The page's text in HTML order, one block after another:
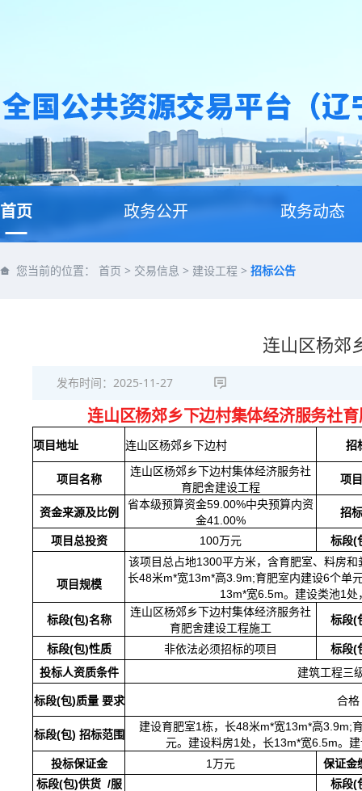
首页 政务公开 政务动态
您当前的位置： 首页 > 交易信息 > 建设工程 > 招标公告
连山区杨郊
发布时间： 2025-11-27
连山区杨郊乡下边村集体经济服务社育
项目地址 连山区杨郊乡下边村 招
项目名称
连山区杨郊乡下边村集体经济服务社
育肥舍建设工程
项
资金来源及比例
省本级预算资金59.00%中央预算内资
金41.00%
招
项目总投资 100万元 标段(
项目规模
该项目总占地1300平方米，含育肥室、料房
长48米m*宽13m*高3.9m;育肥室内建设6个单
13m*宽6.5m。建设类池1
标段(包)名称
连山区杨郊乡下边村集体经济服务社
育肥舍建设工程施工
标段(
标段(包)性质 非依法必须招标的项目 标段(
投标人资质条件
建筑工程三
标段(包)质量 要求 合格
标段(包) 招标范围
建设育肥室1栋，长48米m*宽13m*高3.9m;
元。建设料房1处，长13m*宽6.5m。
投标保证金
1万元
保证金
标段(包)供货 /服
标段(